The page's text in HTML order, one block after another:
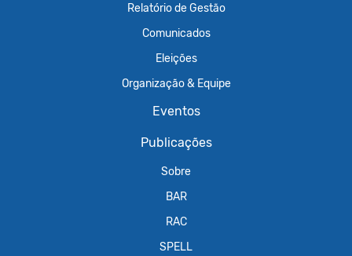
Relatório de Gestão
Comunicados
Eleições
Organização & Equipe
Eventos
Publicações
Sobre
BAR
RAC
SPELL